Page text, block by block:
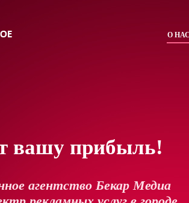
О НАС
вашу прибыль!
агентство Бекар Медиа